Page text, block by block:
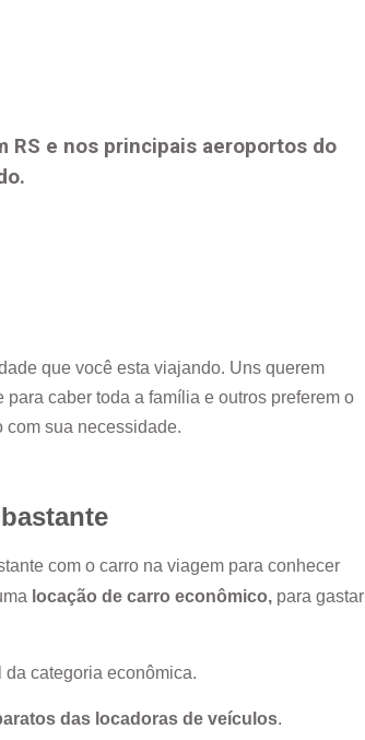
RS e nos principais aeroportos do
que você esta viajando. Uns querem
caber toda a família e outros preferem o
com sua necessidade.
com o carro na viagem para conhecer
locação de carro econômico, para gastar
categoria econômica.
das locadoras de veículos.